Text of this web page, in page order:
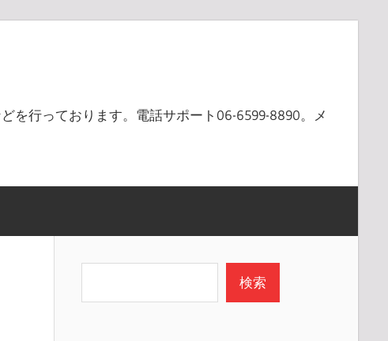
を行っております。電話サポート06-6599-8890。メ
検索